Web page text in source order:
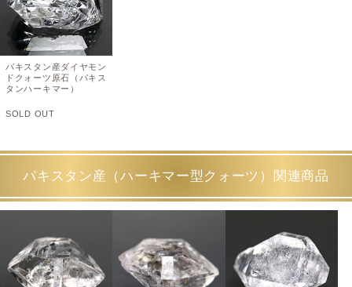
パキスタン産ダイヤモン
ドクォーツ原石（パキス
タンハーキマー）
SOLD OUT
パキスタン産（ハーキマー型クォーツ）関連商品